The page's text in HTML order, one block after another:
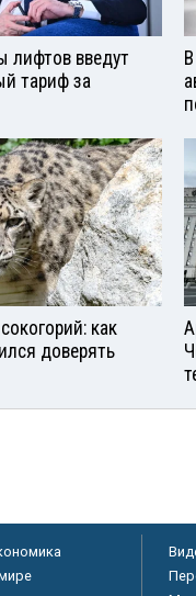
лифтов введут
тариф за
как
доверять